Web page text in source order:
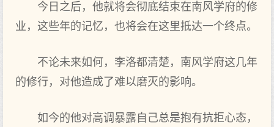
今日之后，他就将会彻底结束在南风学府的修
业，这些年的记忆，也将会在这里抵达一个终点。
不论未来如何，李洛都清楚，南风学府这几年
的修行，对他造成了难以磨灭的影响。
如今的他对高调暴露自己总是抱有抗拒心态，